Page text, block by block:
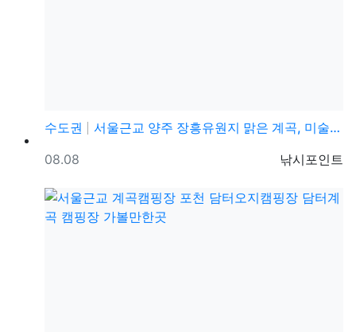
수도권
서울근교 양주 장흥유원지 맑은 계곡, 미술관, 캠핑장,…
등록자
낚시포인트
등록일
08.08